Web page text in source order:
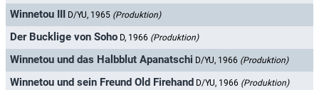
Winnetou III D/YU, 1965 (Produktion)
Der Bucklige von Soho D, 1966 (Produktion)
Winnetou und das Halbblut Apanatschi D/YU, 1966 (Produktion)
Winnetou und sein Freund Old Firehand D/YU, 1966 (Produktion)